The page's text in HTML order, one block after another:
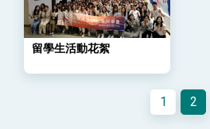
總統主持「守護民主台
會 強調以實力守護台
命運
團結 迎風轉型 穩健前
留學生活動花絮
1 2